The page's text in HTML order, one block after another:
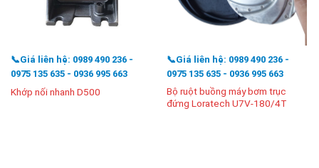
📞Giá liên hệ: 0989 490 236 -
0975 135 635 - 0936 995 663
Khớp nối nhanh D500
📞Giá liên hệ: 0989 490 236 -
0975 135 635 - 0936 995 663
Bộ ruột buồng máy bơm trục
đứng Loratech U7V-180/4T